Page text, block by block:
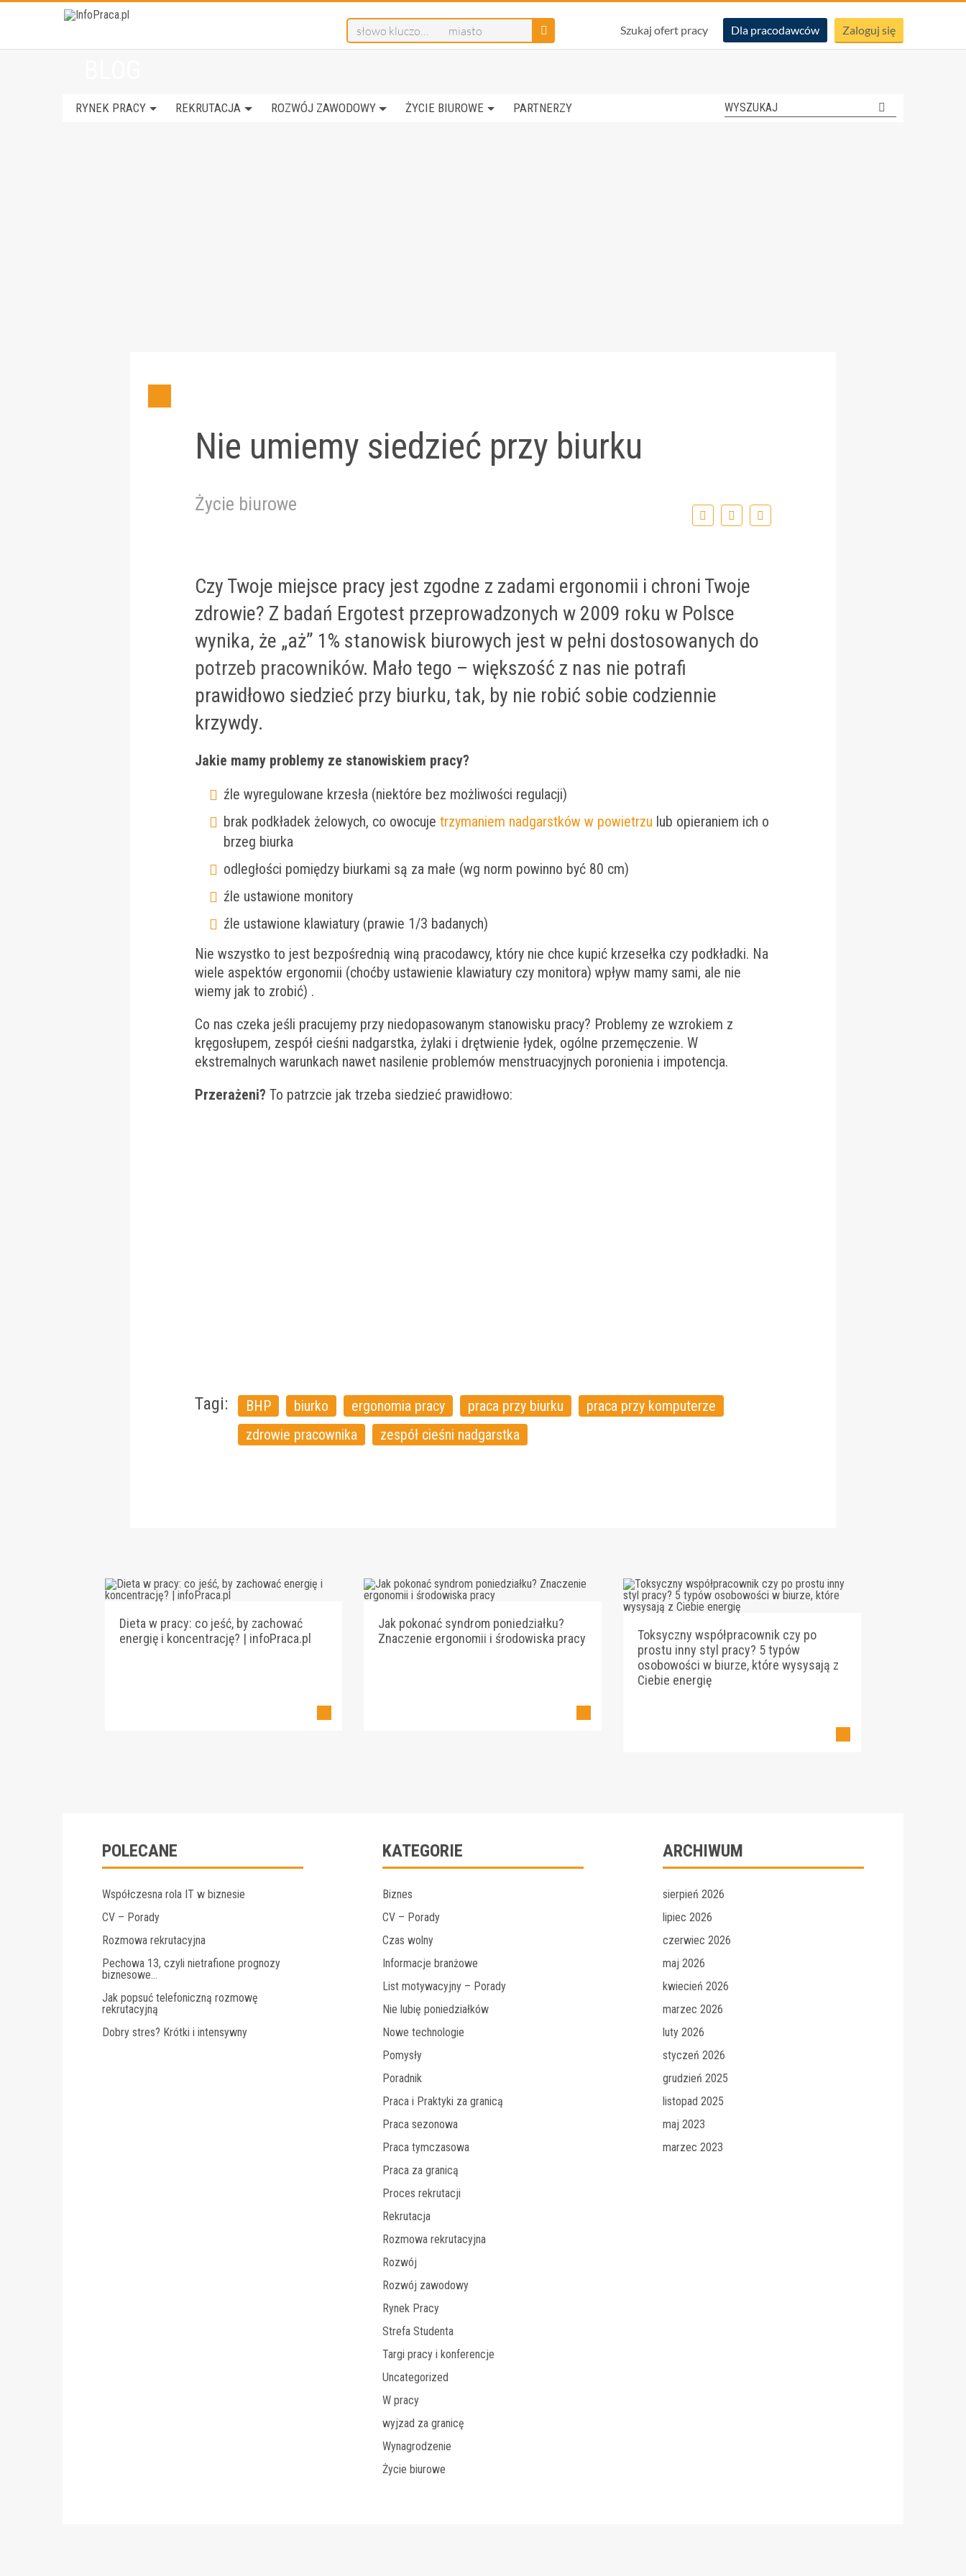
Szukaj ofert pracy Dla pracodawców Zaloguj się
RYNEK PRACY REKRUTACJA ROZWÓJ ZAWODOWY ŻYCIE BIUROWE PARTNERZY
Nie umiemy siedzieć przy biurku
Życie biurowe
Czy Twoje miejsce pracy jest zgodne z zadami ergonomii i chroni Twoje
zdrowie? Z badań Ergotest przeprowadzonych w 2009 roku w Polsce
wynika, że „aż” 1% stanowisk biurowych jest w pełni dostosowanych do
potrzeb pracowników. Mało tego – większość z nas nie potrafi
prawidłowo siedzieć przy biurku, tak, by nie robić sobie codziennie
krzywdy.
Jakie mamy problemy ze stanowiskiem pracy?
źle wyregulowane krzesła (niektóre bez możliwości regulacji)
brak podkładek żelowych, co owocuje trzymaniem nadgarstków w powietrzu lub opieraniem ich o
brzeg biurka
odległości pomiędzy biurkami są za małe (wg norm powinno być 80 cm)
źle ustawione monitory
źle ustawione klawiatury (prawie 1/3 badanych)
Nie wszystko to jest bezpośrednią winą pracodawcy, który nie chce kupić krzesełka czy podkładki. Na
wiele aspektów ergonomii (choćby ustawienie klawiatury czy monitora) wpływ mamy sami, ale nie
wiemy jak to zrobić) .
Co nas czeka jeśli pracujemy przy niedopasowanym stanowisku pracy? Problemy ze wzrokiem z
kręgosłupem, zespół cieśni nadgarstka, żylaki i drętwienie łydek, ogólne przemęczenie. W
ekstremalnych warunkach nawet nasilenie problemów menstruacyjnych poronienia i impotencja.
Przerażeni? To patrzcie jak trzeba siedzieć prawidłowo:
Tagi: BHP biurko ergonomia pracy praca przy biurku
praca przy komputerze
zdrowie pracownika
zespół cieśni nadgarstka
Dieta w pracy: co jeść, by zachować
energię i koncentrację? | infoPraca.pl
Jak pokonać syndrom poniedziałku?
Znaczenie ergonomii i środowiska pracy
Toksyczny współpracownik czy po
prostu inny styl pracy? 5 typów
osobowości w biurze, które wysysają z
Ciebie energię
POLECANE
Współczesna rola IT w biznesie
CV – Porady
Rozmowa rekrutacyjna
Pechowa 13, czyli nietrafione prognozy
biznesowe…
Jak popsuć telefoniczną rozmowę
rekrutacyjną
Dobry stres? Krótki i intensywny
KATEGORIE
Biznes
CV – Porady
Czas wolny
Informacje branżowe
List motywacyjny – Porady
Nie lubię poniedziałków
Nowe technologie
Pomysły
Poradnik
Praca i Praktyki za granicą
Praca sezonowa
Praca tymczasowa
Praca za granicą
Proces rekrutacji
Rekrutacja
Rozmowa rekrutacyjna
Rozwój
Rozwój zawodowy
Rynek Pracy
Strefa Studenta
Targi pracy i konferencje
Uncategorized
W pracy
wyjzad za granicę
Wynagrodzenie
Życie biurowe
ARCHIWUM
sierpień 2026
lipiec 2026
czerwiec 2026
maj 2026
kwiecień 2026
marzec 2026
luty 2026
styczeń 2026
grudzień 2025
listopad 2025
maj 2023
marzec 2023